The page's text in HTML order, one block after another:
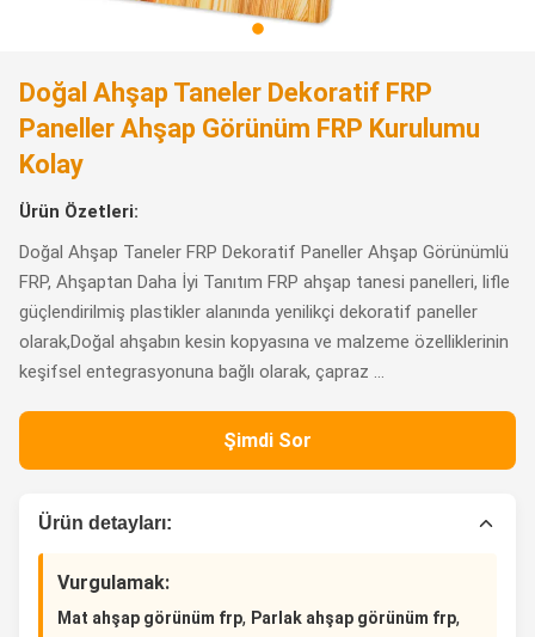
Doğal Ahşap Taneler Dekoratif FRP
Paneller Ahşap Görünüm FRP Kurulumu
Kolay
Ürün Özetleri:
Doğal Ahşap Taneler FRP Dekoratif Paneller Ahşap Görünümlü
FRP, Ahşaptan Daha İyi Tanıtım FRP ahşap tanesi panelleri, lifle
güçlendirilmiş plastikler alanında yenilikçi dekoratif paneller
olarak,Doğal ahşabın kesin kopyasına ve malzeme özelliklerinin
keşifsel entegrasyonuna bağlı olarak, çapraz ...
Şimdi Sor
Ürün detayları:
Vurgulamak:
Mat ahşap görünüm frp, Parlak ahşap görünüm frp,